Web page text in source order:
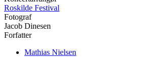
Roskilde Festival
Fotograf
Jacob Dinesen
Forfatter
Mathias Nielsen